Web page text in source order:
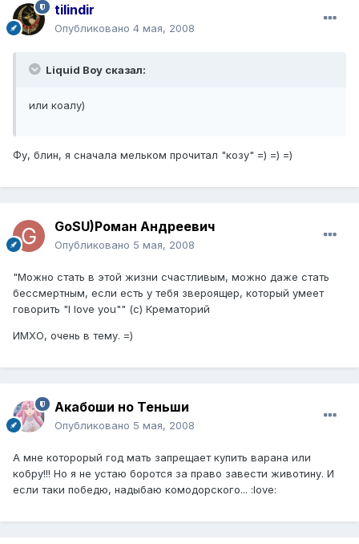
tilindir
Опубликовано 4 мая, 2008
Liquid Boy сказал:
или коалу)
Фу, блин, я сначала мельком прочитал "козу" =) =) =)
GoSU)Роман Андреевич
Опубликовано 5 мая, 2008
"Можно стать в этой жизни счастливым, можно даже стать
бессмертным, если есть у тебя звероящер, который умеет
говорить "I love you"" (с) Крематорий
ИМХО, очень в тему. =)
Акабоши но Теньши
Опубликовано 5 мая, 2008
А мне которорый год мать запрещает купить варана или
кобру!!! Но я не устаю боротся за право завести животину. И
если таки победю, надыбаю комодорского... :love: